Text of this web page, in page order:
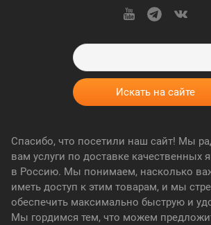
Спасибо, что посетили наш сайт! Мы
вам услуги по доставке качественных
в Россию. Мы понимаем, насколько
иметь доступ к этим товарам, и мы
обеспечить максимально быструю и
Мы гордимся тем, что можем